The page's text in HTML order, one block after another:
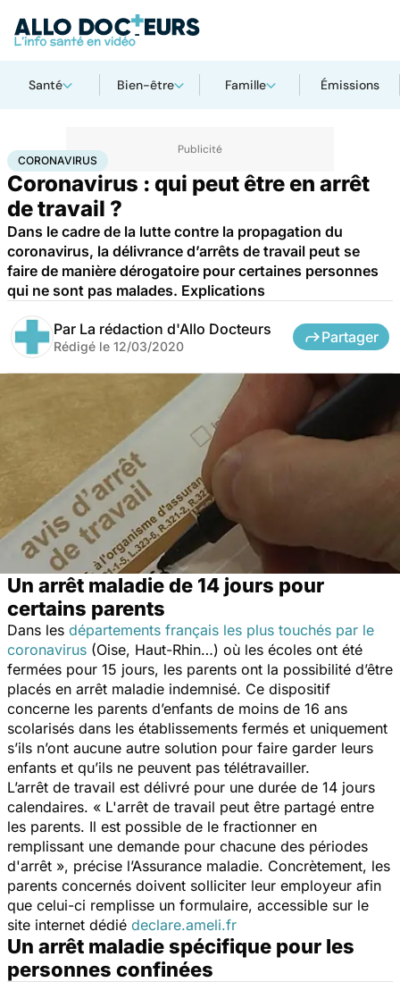
Santé Bien-être Famille Émissions
AccueilSantéMaladies Coronavirus
CORONAVIRUS
Coronavirus : qui peut être en arrêt
de travail ?
Dans le cadre de la lutte contre la propagation du
coronavirus, la délivrance d’arrêts de travail peut se
faire de manière dérogatoire pour certaines personnes
qui ne sont pas malades. Explications
Par La rédaction d'Allo Docteurs
Rédigé le 12/03/2020
Partager
Un arrêt maladie de 14 jours pour
certains parents
Dans les départements français les plus touchés par le
coronavirus (Oise, Haut-Rhin…) où les écoles ont été
fermées pour 15 jours, les parents ont la possibilité d’être
placés en arrêt maladie indemnisé. Ce dispositif
concerne les parents d’enfants de moins de 16 ans
scolarisés dans les établissements fermés et uniquement
s’ils n’ont aucune autre solution pour faire garder leurs
enfants et qu’ils ne peuvent pas télétravailler.
L’arrêt de travail est délivré pour une durée de 14 jours
calendaires. « L'arrêt de travail peut être partagé entre
les parents. Il est possible de le fractionner en
remplissant une demande pour chacune des périodes
d'arrêt », précise l’Assurance maladie. Concrètement, les
parents concernés doivent solliciter leur employeur afin
que celui-ci remplisse un formulaire, accessible sur le
site internet dédié declare.ameli.fr
Un arrêt maladie spécifique pour les
personnes confinées